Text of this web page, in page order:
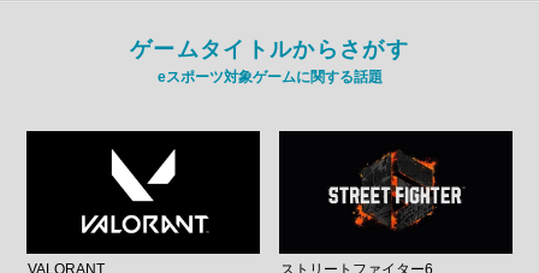
ゲームタイトルからさがす
eスポーツ対象ゲームに関する話題
VALORANT ストリートファイター6